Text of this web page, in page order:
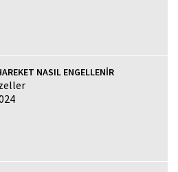
NASIL ENGELLENİR